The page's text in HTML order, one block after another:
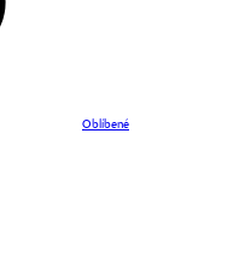
Oblíbené